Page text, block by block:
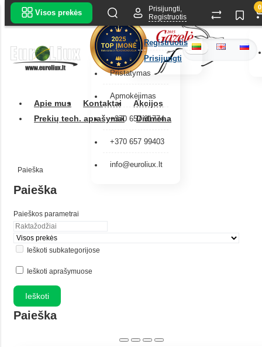
Pristatymas
Apmokėjimas
+370 657 91774
+370 657 99403
info@euroliux.lt
Apie mus Kontaktai
Akcijos
Prekių tech. aprašymai
Didmena
Visos prekės
Prisijungti,
Registruotis
Registruotis
Prisijungti
0
Paieška
Paieška
Paieškos parametrai
Ieškoti subkategorijose
Ieškoti aprašymuose
Paieška